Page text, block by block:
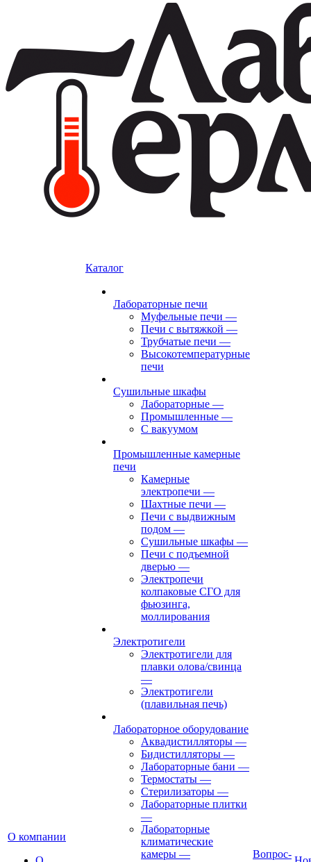
О компании
Каталог
Лабораторные печи
Муфельные печи —
Печи с вытяжкой —
Трубчатые печи —
Высокотемпературные
печи
Сушильные шкафы
Лабораторные —
Промышленные —
С вакуумом
Промышленные камерные
печи
Камерные
электропечи —
Шахтные печи —
Печи с выдвижным
подом —
Сушильные шкафы —
Печи с подъемной
дверью —
Электропечи
колпаковые СГО для
фьюзинга,
моллирования
Электротигели
Электротигели для
плавки олова/свинца
—
Электротигели
(плавильная печь)
Лабораторное оборудование
Аквадистилляторы —
Бидистилляторы —
Лабораторные бани —
Термостаты —
Стерилизаторы —
Лабораторные плитки
—
Лабораторные
климатические
камеры —
Вопрос-